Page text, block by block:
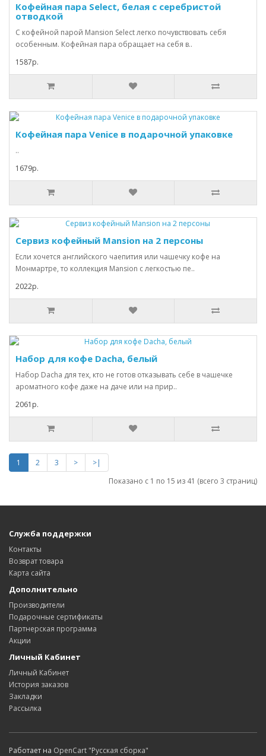
Кофейная пара Select, белая с серебристой
отводкой
С кофейной парой Mansion Select легко почувствовать себя
особенным. Кофейная пара обращает на себя в..
1587р.
Кофейная пара Venice в подарочной упаковке
..
1679р.
Сервиз кофейный Mansion на 2 персоны
Если хочется английского чаепития или чашечку кофе на
Монмартре, то коллекция Mansion с легкостью пе..
2022р.
Набор для кофе Dacha, белый
Набор Dacha для тех, кто не готов отказывать себе в чашечке
ароматного кофе даже на даче или на прир..
2061р.
1 2 3 >
>|
Показано с 1 по 15 из 41 (всего 3 страниц)
Служба поддержки
Контакты
Возврат товара
Карта сайта
Дополнительно
Производители
Подарочные сертификаты
Партнерская программа
Акции
Личный Кабинет
Личный Кабинет
История заказов
Закладки
Рассылка
Работает на OpenCart "Русская сборка"